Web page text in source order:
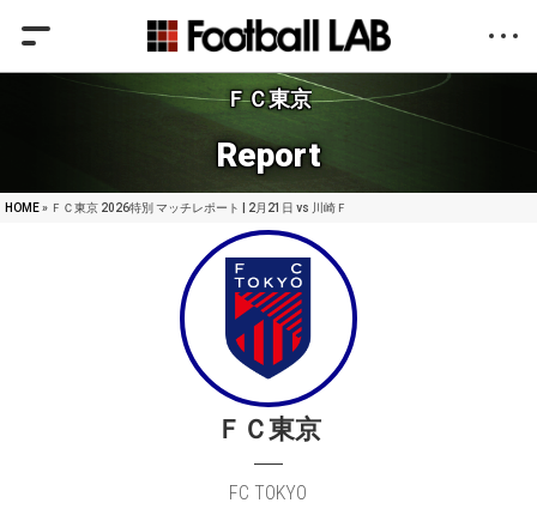
ＦＣ東京
Report
HOME» ＦＣ東京 2026特別 マッチレポート | 2月21日 vs 川崎Ｆ
ＦＣ東京
FC TOKYO